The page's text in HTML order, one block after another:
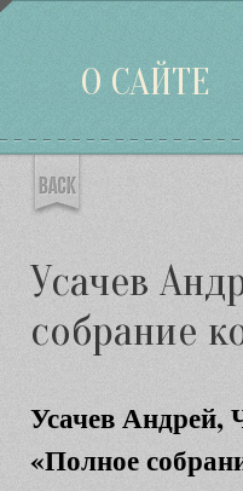
О САЙТЕ
Усачев
собрание
Усачев Андрей,
«Полное